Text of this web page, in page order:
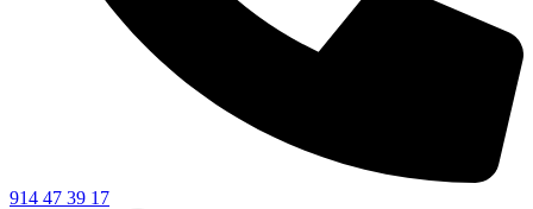
914 47 39 17